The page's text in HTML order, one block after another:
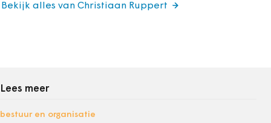
Bekijk alles van Christiaan Ruppert
Lees meer
bestuur en organisatie